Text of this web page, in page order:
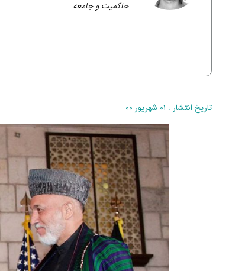
حاکمیت و جامعه
تاریخ انتشار : ۰۱ شهریور ۰۰